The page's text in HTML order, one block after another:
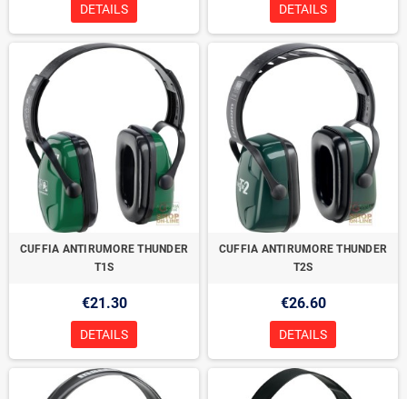
DETAILS DETAILS
CUFFIA ANTIRUMORE THUNDER
T1S
€21.30
DETAILS
CUFFIA ANTIRUMORE THUNDER
T2S
€26.60
DETAILS